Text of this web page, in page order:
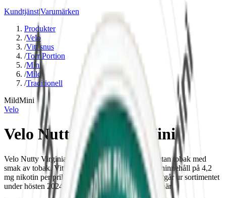
Kundtjänst|Varumärken
Produkter
/Velo
/Vitt snus
/Torr Portion
/Mini
/Mild
/Traditionell
MildMini
Velo
Velo Nutty Virginia Mini
Velo Nutty Virginia Mini är ett mildare vitt snus utan tobak med
smak av tobak. Vitt snus mini med ett lägre nikotininnehåll på 4,2
mg nikotin per prilla. OBS! Velo Nutty Virginia utgår ur sortimentet
under hösten 2024. Se Velos kompletta sortiment här